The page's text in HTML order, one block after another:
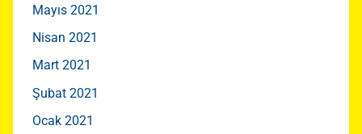
Mayıs 2021
Nisan 2021
Mart 2021
Şubat 2021
Ocak 2021